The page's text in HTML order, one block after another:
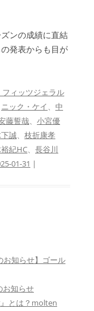
ンの成績に直結
発表からも目が
ィッツジェラル
ニック・ケイ、 中
藤誓哉、 小宮優
誠、 枝折康孝
紀HC、 長谷川
01-31 |
お知らせ】ゴール
お知らせ
とは？molten